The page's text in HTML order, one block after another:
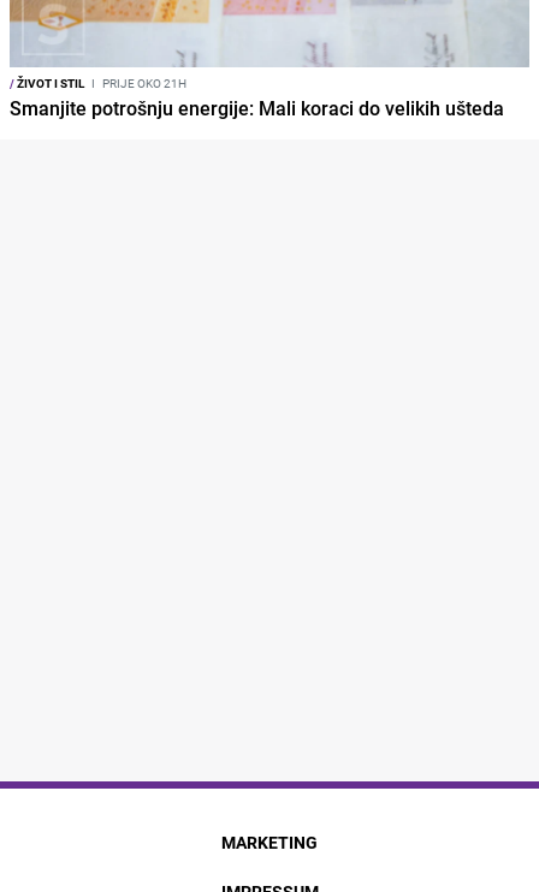
/ŽIVOT I STIL I PRIJE OKO 21H
Smanjite potrošnju energije: Mali koraci do velikih ušteda
MARKETING